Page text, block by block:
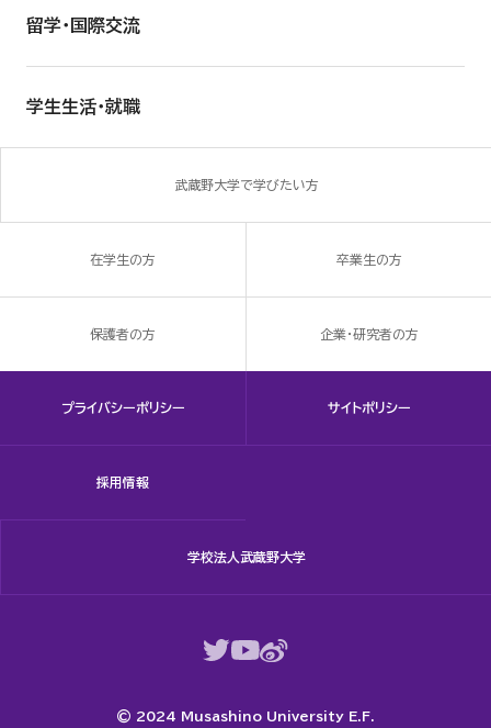
留学・国際交流
学生生活・就職
武蔵野大学で学びたい方
在学生の方 卒業生の方
保護者の方 企業・研究者の方
プライバシーポリシー サイトポリシー
採用情報
学校法人武蔵野大学
© 2024 Musashino University E.F.